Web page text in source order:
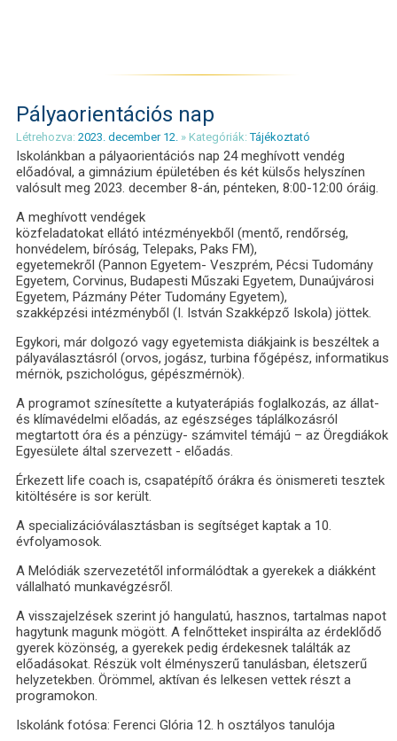
Pályaorientációs nap
Létrehozva: 2023. december 12. » Kategóriák:Tájékoztató
Iskolánkban a pályaorientációs nap 24 meghívott vendég
előadóval, a gimnázium épületében és két külsős helyszínen
valósult meg 2023. december 8-án, pénteken, 8:00-12:00 óráig.
A meghívott vendégek
közfeladatokat ellátó intézményekből (mentő, rendőrség,
honvédelem, bíróság, Telepaks, Paks FM),
egyetemekről (Pannon Egyetem- Veszprém, Pécsi Tudomány
Egyetem, Corvinus, Budapesti Műszaki Egyetem, Dunaújvárosi
Egyetem, Pázmány Péter Tudomány Egyetem),
szakképzési intézményből (I. István Szakképző Iskola) jöttek.
Egykori, már dolgozó vagy egyetemista diákjaink is beszéltek a
pályaválasztásról (orvos, jogász, turbina főgépész, informatikus
mérnök, pszichológus, gépészmérnök).
A programot színesítette a kutyaterápiás foglalkozás, az állat-
és klímavédelmi előadás, az egészséges táplálkozásról
megtartott óra és a pénzügy- számvitel témájú – az Öregdiákok
Egyesülete által szervezett - előadás.
Érkezett life coach is, csapatépítő órákra és önismereti tesztek
kitöltésére is sor került.
A specializációválasztásban is segítséget kaptak a 10.
évfolyamosok.
A Melódiák szervezetétől informálódtak a gyerekek a diákként
vállalható munkavégzésről.
A visszajelzések szerint jó hangulatú, hasznos, tartalmas napot
hagytunk magunk mögött. A felnőtteket inspirálta az érdeklődő
gyerek közönség, a gyerekek pedig érdekesnek találták az
előadásokat. Részük volt élményszerű tanulásban, életszerű
helyzetekben. Örömmel, aktívan és lelkesen vettek részt a
programokon.
Iskolánk fotósa: Ferenci Glória 12. h osztályos tanulója